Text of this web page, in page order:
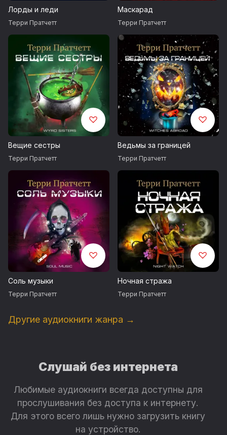
Лорды и леди
Терри Пратчетт
Маскарад
Терри Пратчетт
Вещие сестры
Терри Пратчетт
Ведьмы за границей
Терри Пратчетт
Соль музыки
Терри Пратчетт
Ночная стража
Терри Пратчетт
Другие аудиокниги жанра →
Слушай без интернета
Любимые аудиокниги всегда доступны для
прослушивания без доступа к интернету.
Для этого всего лишь нужно загрузить книгу
на устройство.